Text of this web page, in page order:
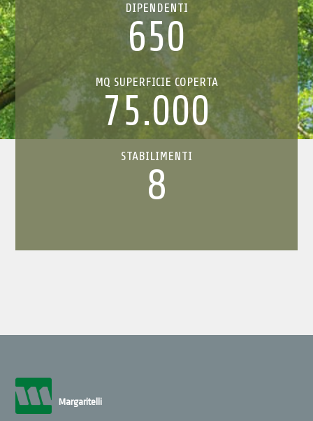
DIPENDENTI
650
MQ SUPERFICIE COPERTA
75.000
STABILIMENTI
8
Margaritelli